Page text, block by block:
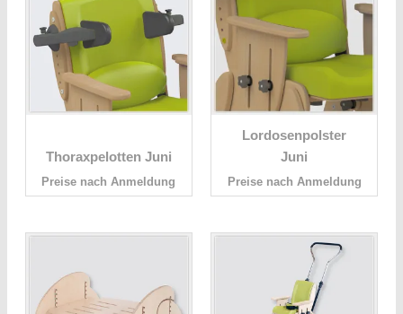
Thoraxpelotten Juni
Preise nach Anmeldung
Lordosenpolster
Juni
Preise nach Anmeldung